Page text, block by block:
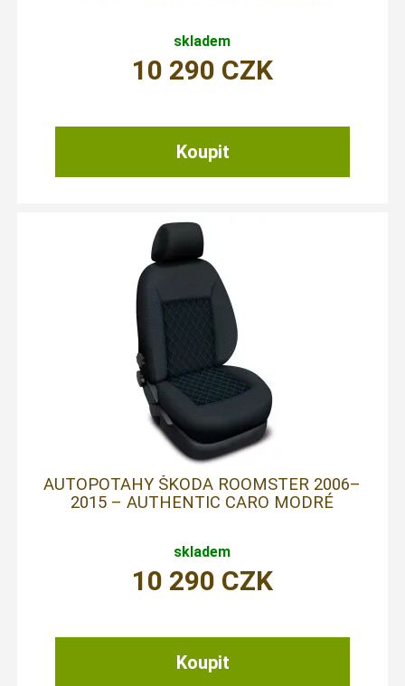
skladem
10 290 CZK
AUTOPOTAHY ŠKODA ROOMSTER 2006–
2015 – AUTHENTIC CARO MODRÉ
skladem
10 290 CZK